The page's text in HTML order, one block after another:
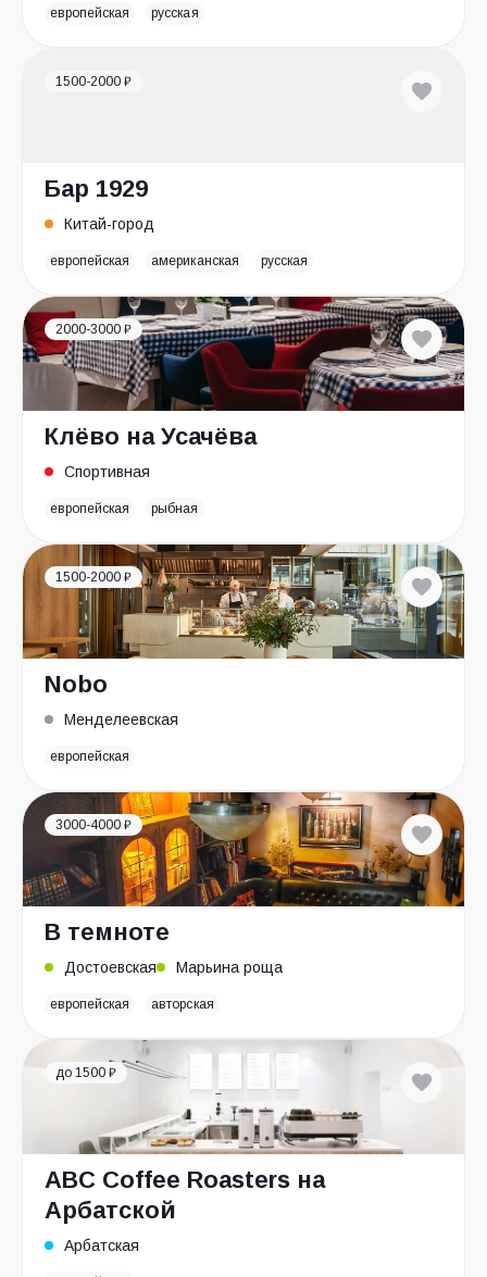
европейская русская
1500-2000 ₽
Бар 1929
Китай-город
европейская американская русская
2000-3000 ₽
Клёво на Усачёва
Спортивная
европейская рыбная
1500-2000 ₽
Nobo
Менделеевская
европейская
3000-4000 ₽
В темноте
Достоевская Марьина роща
европейская авторская
до 1500 ₽
ABC Coffee Roasters на
Арбатской
Арбатская